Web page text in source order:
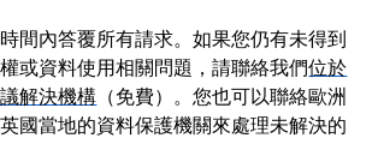
間內答覆所有請求。如果您仍有未得到
或資料使用相關問題，請聯絡我們位於
解決機構 （免費）。您也可以聯絡歐洲
國當地的資料保護機關來處理未解決的